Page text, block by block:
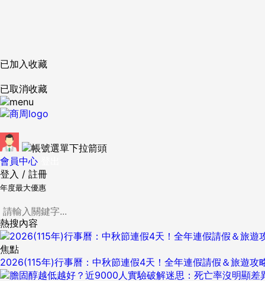
已加入收藏
已取消收藏
會員中心
登入 / 註冊
年度最大優惠
熱搜內容
焦點
2026(115年)行事曆：中秋節連假4天！全年連假請假＆旅遊攻